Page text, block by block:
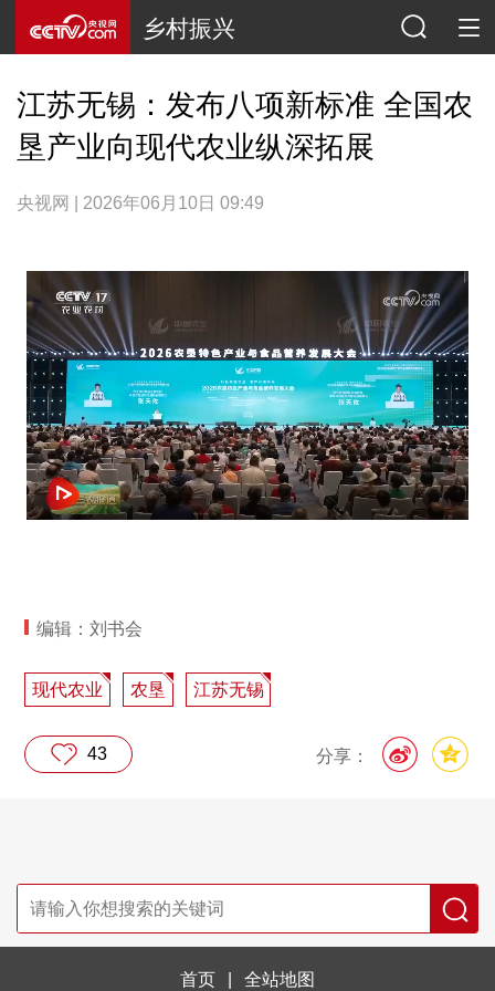
乡村振兴
江苏无锡：发布八项新标准 全国农
垦产业向现代农业纵深拓展
央视网 | 2026年06月10日 09:49
编辑：刘书会
现代农业 农垦 江苏无锡
分享：
43
首页 全站地图